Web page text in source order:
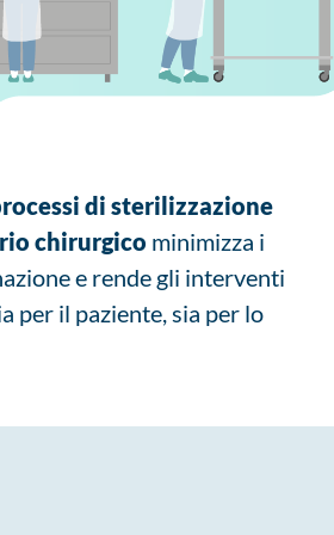
di sterilizzazione
chirurgico minimizza i
e rende gli interventi
per il paziente, sia per lo